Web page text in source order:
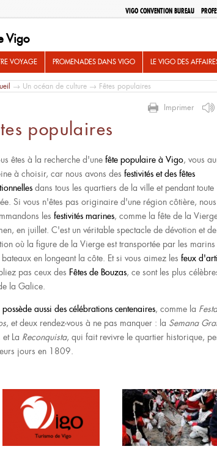
VIGO CONVENTION BUREAU
Vigo
VOYAGE PROMENADES DANS VIGO LE VIGO DES
→ Un océan de culture → Fêtes populaires
Imprimer
populaires
êtes à la recherche d'une fête populaire à Vigo, vous
à choisir, car nous avons des festivités et des fêtes
dans tous les quartiers de la ville et pendant toute
Si vous n'êtes pas originaire d'une région côtière, nous
les festivités marines, comme la fête de la
en juillet. C'est un véritable spectacle de dévotion et de
où la figure de la Vierge est transportée par les marins
bateaux en longeant la côte. Et si vous aimez les feux
pas ceux des Fêtes de Bouzas, ce sont les plus
la Galice.
aussi des célébrations centenaires, comme la
, et deux rendez-vous à ne pas manquer : la Semana
La Reconquista, qui fait revivre le quartier historique,
jours en 1809.